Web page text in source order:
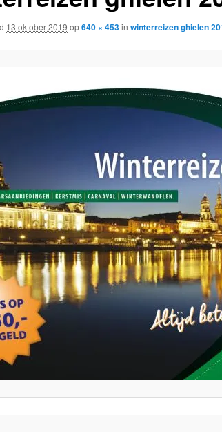
13 oktober 2019 op640 × 453in winterreizen ghielen